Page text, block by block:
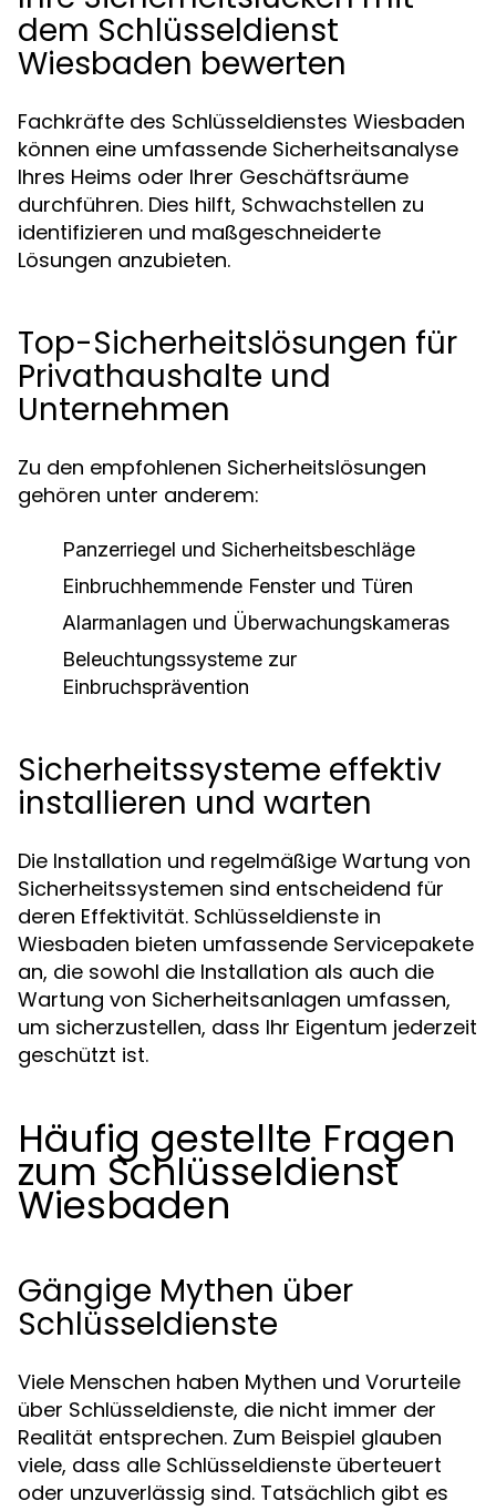
dem Schlüsseldienst
Wiesbaden bewerten
Fachkräfte des Schlüsseldienstes Wiesbaden
können eine umfassende Sicherheitsanalyse
Ihres Heims oder Ihrer Geschäftsräume
durchführen. Dies hilft, Schwachstellen zu
identifizieren und maßgeschneiderte
Lösungen anzubieten.
Top-Sicherheitslösungen für
Privathaushalte und
Unternehmen
Zu den empfohlenen Sicherheitslösungen
gehören unter anderem:
Panzerriegel und Sicherheitsbeschläge
Einbruchhemmende Fenster und Türen
Alarmanlagen und Überwachungskameras
Beleuchtungssysteme zur
Einbruchsprävention
Sicherheitssysteme effektiv
installieren und warten
Die Installation und regelmäßige Wartung von
Sicherheitssystemen sind entscheidend für
deren Effektivität. Schlüsseldienste in
Wiesbaden bieten umfassende Servicepakete
an, die sowohl die Installation als auch die
Wartung von Sicherheitsanlagen umfassen,
um sicherzustellen, dass Ihr Eigentum jederzeit
geschützt ist.
Häufig gestellte Fragen
zum Schlüsseldienst
Wiesbaden
Gängige Mythen über
Schlüsseldienste
Viele Menschen haben Mythen und Vorurteile
über Schlüsseldienste, die nicht immer der
Realität entsprechen. Zum Beispiel glauben
viele, dass alle Schlüsseldienste überteuert
oder unzuverlässig sind. Tatsächlich gibt es